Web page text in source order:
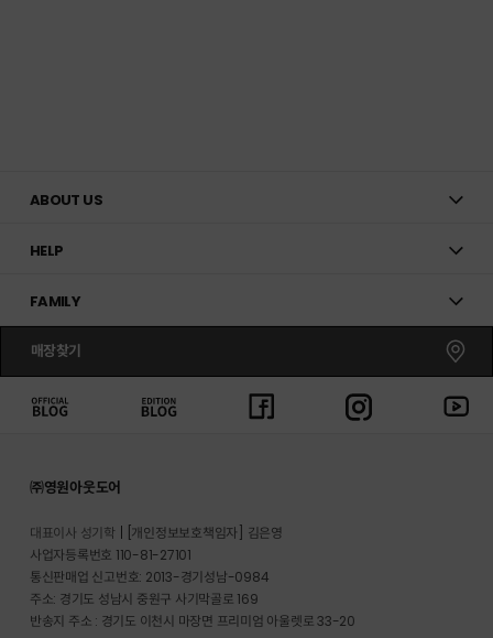
ABOUT US
HELP
FAMILY
매장찾기
㈜영원아웃도어
대표이사 성기학
[개인정보보호책임자] 김은영
사업자등록번호 110-81-27101
통신판매업 신고번호: 2013-경기성남-0984
주소: 경기도 성남시 중원구 사기막골로 169
반송지 주소 : 경기도 이천시 마장면 프리미엄 아울렛로 33-20